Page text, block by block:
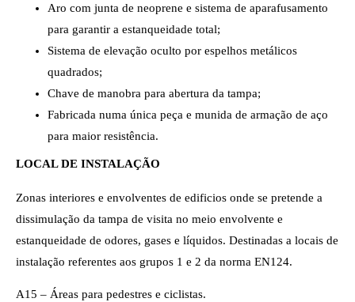
Aro com junta de neoprene e sistema de aparafusamento
para garantir a estanqueidade total;
Sistema de elevação oculto por espelhos metálicos
quadrados;
Chave de manobra para abertura da tampa;
Fabricada numa única peça e munida de armação de aço
para maior resistência.
LOCAL DE INSTALAÇÃO
Zonas interiores e envolventes de edificios onde se pretende a
dissimulação da tampa de visita no meio envolvente e
estanqueidade de odores, gases e líquidos. Destinadas a locais de
instalação referentes aos grupos 1 e 2 da norma EN124.
A15 – Áreas para pedestres e ciclistas.